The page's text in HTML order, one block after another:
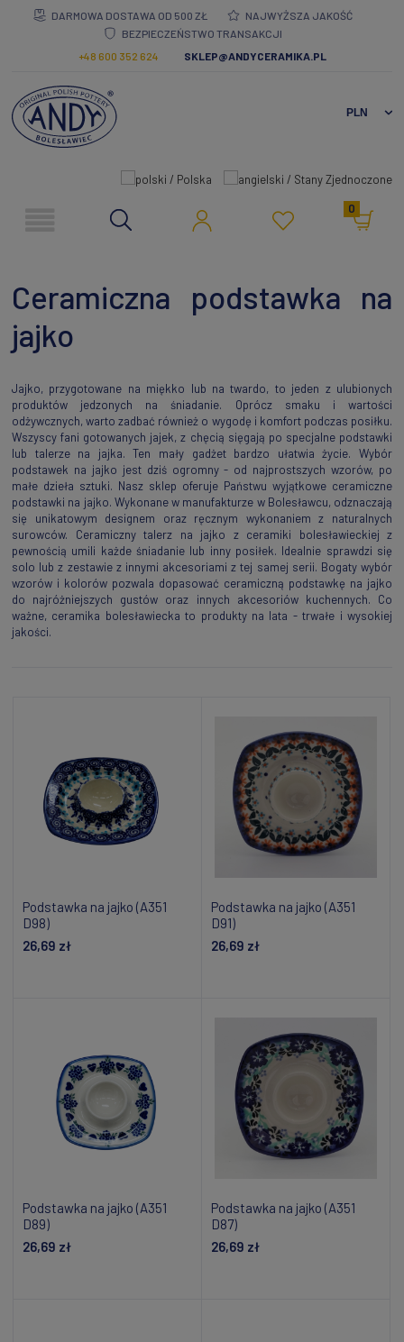
DARMOWA DOSTAWA OD 500 ZŁ
NAJWYŻSZA JAKOŚĆ
BEZPIECZEŃSTWO TRANSAKCJI
+48 600 352 624
SKLEP@ANDYCERAMIKA.PL
0
Ceramiczna podstawka na
jajko
Jajko, przygotowane na miękko lub na twardo, to jeden z ulubionych
produktów jedzonych na śniadanie. Oprócz smaku i wartości
odżywcznych, warto zadbać również o wygodę i komfort podczas posiłku.
Wszyscy fani gotowanych jajek, z chęcią sięgają po specjalne podstawki
lub talerze na jajka. Ten mały gadżet bardzo ułatwia życie. Wybór
podstawek na jajko jest dziś ogromny - od najprostszych wzorów, po
małe dzieła sztuki. Nasz sklep oferuje Państwu wyjątkowe ceramiczne
podstawki na jajko. Wykonane w manufakturze w Bolesławcu, odznaczają
się unikatowym designem oraz ręcznym wykonaniem z naturalnych
surowców. Ceramiczny talerz na jajko z ceramiki bolesławieckiej z
pewnością umili każde śniadanie lub inny posiłek. Idealnie sprawdzi się
solo lub z zestawie z innymi akcesoriami z tej samej serii. Bogaty wybór
wzorów i kolorów pozwala dopasować ceramiczną podstawkę na jajko
do najróżniejszych gustów oraz innych akcesoriów kuchennych. Co
ważne, ceramika bolesławiecka to produkty na lata - trwałe i wysokiej
jakości.
Podstawka na jajko (A351
D98)
26,69 zł
Podstawka na jajko (A351
D91)
26,69 zł
Podstawka na jajko (A351
D89)
26,69 zł
Podstawka na jajko (A351
D87)
26,69 zł